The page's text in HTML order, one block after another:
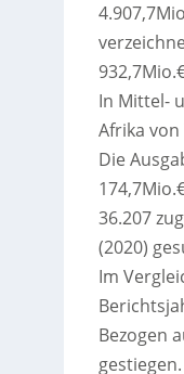
In Mittel-
Afrika
Die
36.207
(2020)
Im
Bezogen